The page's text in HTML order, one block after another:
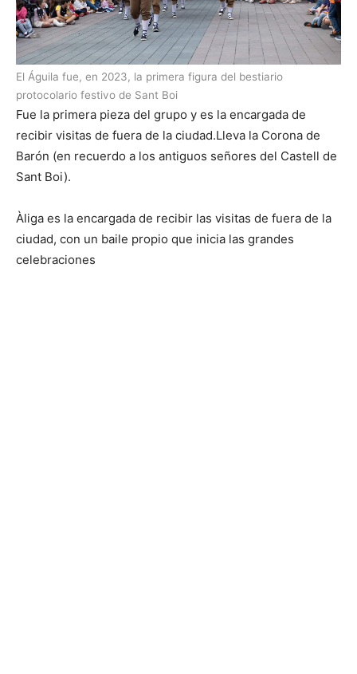
El Águila fue, en 2023, la primera figura del bestiario
protocolario festivo de Sant Boi
Fue la primera pieza del grupo y es la encargada de
recibir visitas de fuera de la ciudad.Lleva la Corona de
Barón (en recuerdo a los antiguos señores del Castell de
Sant Boi).
Àliga es la encargada de recibir las visitas de fuera de la
ciudad, con un baile propio que inicia las grandes
celebraciones